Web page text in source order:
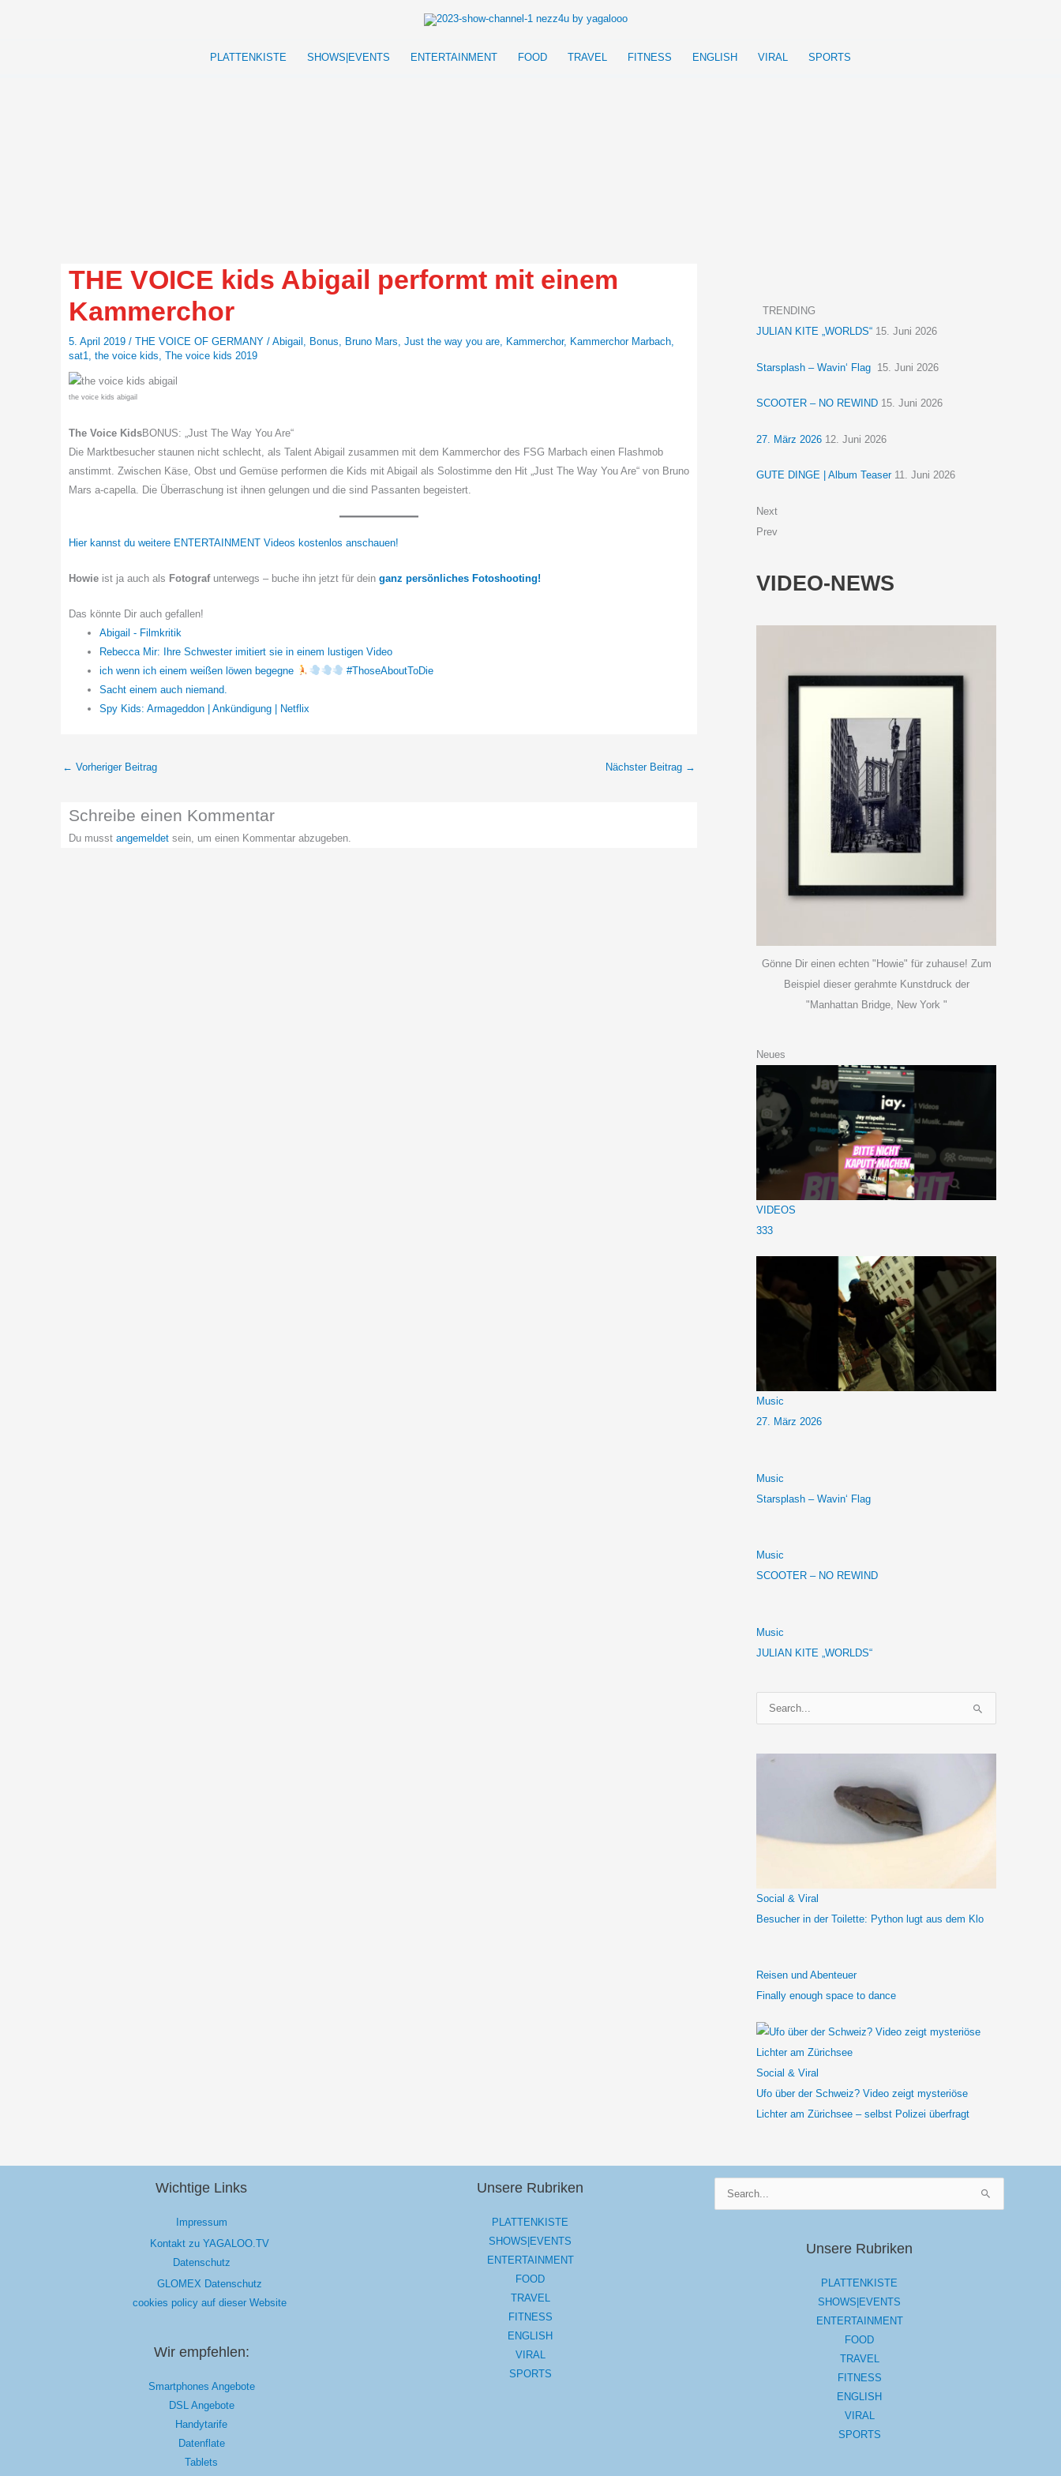
PLATTENKISTE
SHOWS|EVENTS ENTERTAINMENT FOOD TRAVEL FITNESS ENGLISH VIRAL SPORTS
THE VOICE kids Abigail performt mit einem
Kammerchor
5. April 2019 / THE VOICE OF GERMANY / Abigail , Bonus, Bruno Mars, Just the way you are, Kammerchor, Kammerchor Marbach,
sat1, the voice kids, The voice kids 2019
the voice kids abigail
The Voice KidsBONUS: „Just The Way You Are“
Die Marktbesucher staunen nicht schlecht, als Talent Abigail zusammen mit dem Kammerchor des FSG Marbach einen Flashmob
anstimmt. Zwischen Käse, Obst und Gemüse performen die Kids mit Abigail als Solostimme den Hit „Just The Way You Are“ von Bruno
Mars a-capella. Die Überraschung ist ihnen gelungen und die sind Passanten begeistert.
Hier kannst du weitere ENTERTAINMENT Videos kostenlos anschauen!
Howie ist ja auch als Fotografunterwegs – buche ihn jetzt für dein ganz persönliches Fotoshooting!
Das könnte Dir auch gefallen!
Abigail - Filmkritik
Rebecca Mir: Ihre Schwester imitiert sie in einem lustigen Video
ich wenn ich einem weißen löwen begegne
#ThoseAboutToDie
Sacht einem auch niemand.
Spy Kids: Armageddon | Ankündigung | Netflix
← Vorheriger Beitrag Nächster Beitrag →
Schreibe einen Kommentar
Du musst angemeldet sein, um einen Kommentar abzugeben.
TRENDING
JULIAN KITE „WORLDS“ 15. Juni 2026
Starsplash – Wavin‘ Flag 15. Juni 2026
SCOOTER – NO REWIND 15. Juni 2026
27. März 2026 12. Juni 2026
GUTE DINGE | Album Teaser 11. Juni 2026
Next
Prev
VIDEO-NEWS
Gönne Dir einen echten "Howie" für zuhause! Zum
Beispiel dieser gerahmte Kunstdruck der
"Manhattan Bridge, New York "
Neues
VIDEOS
333
Music
27. März 2026
Music
Starsplash – Wavin‘ Flag
Music
SCOOTER – NO REWIND
Music
JULIAN KITE „WORLDS“
u
h
Social & Viral
Besucher in der Toilette: Python lugt aus dem Klo
Reisen und Abenteuer
Finally enough space to dance
Social & Viral
Ufo über der Schweiz? Video zeigt mysteriöse
Lichter am Zürichsee – selbst Polizei überfragt
Wichtige Links
Impressum
Kontakt zu YAGALOO.TV
Datenschutz
GLOMEX Datenschutz
cookies policy auf dieser Website
Wir empfehlen:
Smartphones Angebote
DSL Angebote
Handytarife
Datenflate
Tablets
Unsere Rubriken
PLATTENKISTE
SHOWS|EVENTS
ENTERTAINMENT
FOOD
TRAVEL
FITNESS
ENGLISH
VIRAL
SPORTS
Unsere Rubriken
PLATTENKISTE
SHOWS|EVENTS
ENTERTAINMENT
FOOD
TRAVEL
FITNESS
ENGLISH
VIRAL
SPORTS